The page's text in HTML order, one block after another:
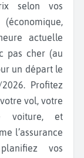
selon vos
actuelle
pas cher (au
un départ le
Profitez
vol, votre
voiture, et
l’assurance
vos